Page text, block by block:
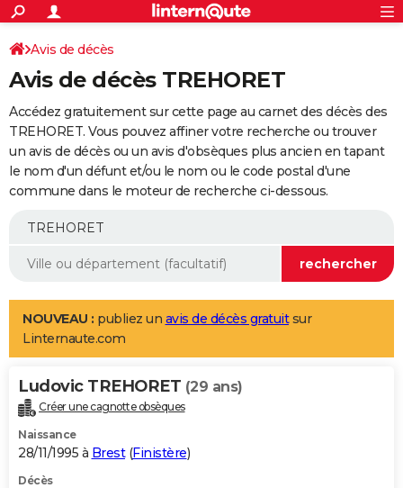
ACTUALITÉS
Politique
Société
Faits Divers
Education
Monde
Villes
+
SPORT
Coupe du monde 2026
Football
Tennis
Cyclisme
Rugby
Forum
Programme TV
TNT
Streaming
Cinéma
Sorties cinéma
Musique
+
FINANCE
Impôts
Immobilier
Risques naturels par ville
Banque
Assurance
Crédit
AUTO
Essais
Réserver un essai
Citadines
Berlines
SUV
Forum auto
+
Mobiles
Meilleur smartphone
Internet
Ordinateurs
Jeux vidéo
Guide high-tech
Aménagement intérieur
LIFESTYLE
Art de vivre
Bien-être
Loisirs
Mode
Modes de vie
Alimentation
Guide de la santé
Maladies
Médicaments
Sommeil
VOYAGE
Destinations
City break
Voyage nature
Voyage de noces
Forum
Climat
+PHOTO
GUIDES D'ACHAT
Avis de décès
Avis de décès TREHORET
Accédez gratuitement sur cette page au carnet des décès des
TREHORET. Vous pouvez affiner votre recherche ou trouver
un avis de décès ou un avis d'obsèques plus ancien en tapant
le nom d'un défunt et/ou le nom ou le code postal d'une
commune dans le moteur de recherche ci-dessous.
NOUVEAU : publiez un avis de décès gratuitsur
Linternaute.com
Ludovic TREHORET (29 ans)
Créer une cagnotte obsèques
Naissance
28/11/1995 à Brest(Finistère)
Décès